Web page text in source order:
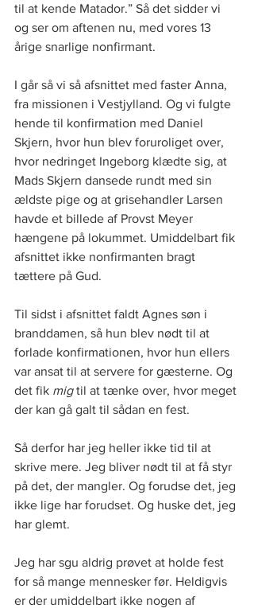
til at kende Matador.” Så det sidder vi
og ser om aftenen nu, med vores 13
årige snarlige nonfirmant.
I går så vi så afsnittet med faster Anna,
fra missionen i Vestjylland. Og vi fulgte
hende til konfirmation med Daniel
Skjern, hvor hun blev foruroliget over,
hvor nedringet Ingeborg klædte sig, at
Mads Skjern dansede rundt med sin
ældste pige og at grisehandler Larsen
havde et billede af Provst Meyer
hængene på lokummet. Umiddelbart fik
afsnittet ikke nonfirmanten bragt
tættere på Gud.
Til sidst i afsnittet faldt Agnes søn i
branddamen, så hun blev nødt til at
forlade konfirmationen, hvor hun ellers
var ansat til at servere for gæsterne. Og
det fik mig til at tænke over, hvor meget
der kan gå galt til sådan en fest.
Så derfor har jeg heller ikke tid til at
skrive mere. Jeg bliver nødt til at få styr
på det, der mangler. Og forudse det, jeg
ikke lige har forudset. Og huske det, jeg
har glemt.
Jeg har sgu aldrig prøvet at holde fest
for så mange mennesker før. Heldigvis
er der umiddelbart ikke nogen af